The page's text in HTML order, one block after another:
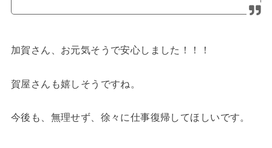
加賀さん、お元気そうで安心しました！！！
賀屋さんも嬉しそうですね。
今後も、無理せず、徐々に仕事復帰してほしいです。